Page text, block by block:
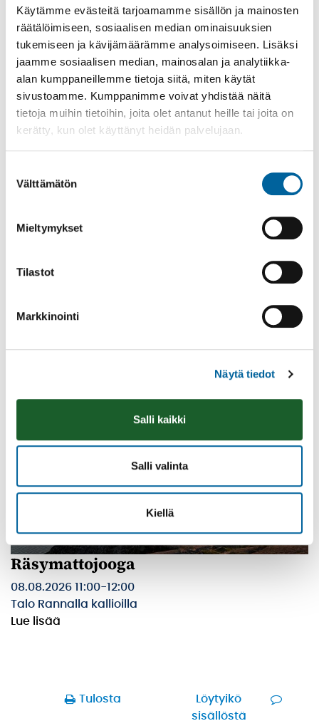
Käytämme evästeitä tarjoamamme sisällön ja mainosten
räätälöimiseen, sosiaalisen median ominaisuuksien
tukemiseen ja kävijämäärämme analysoimiseen. Lisäksi
jaamme sosiaalisen median, mainosalan ja analytiikka-
alan kumppaneillemme tietoja siitä, miten käytät
sivustoamme. Kumppanimme voivat yhdistää näitä
tietoja muihin tietoihin, joita olet antanut heille tai joita on
kerätty, kun olet käyttänyt heidän palvelujaan.
valinta
Välttämätön
Mieltymykset
Tilastot
Markkinointi
Näytä tiedot
Salli kaikki
Salli valinta
Kiellä
Vatulanharjun Vestivaalit
Palinperäntie 1312
Räsymattojooga
08.08.2026 11:00-12:00
Talo Rannalla kallioilla
Lue lisää
Tulosta
Löytyikö
sisällöstä